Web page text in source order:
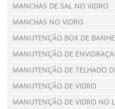
MANCHAS DE SAL NO VIDRO
MANCHAS NO VIDRO
MANUTENÇÃO BOX DE
MANUTENÇÃO DE
MANUTENÇÃO DE TELHADO
MANUTENÇÃO DE VIDRO
MANUTENÇÃO DE VIDRO NO